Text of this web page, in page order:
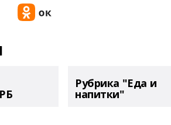
Рубрика "Еда и
напитки"